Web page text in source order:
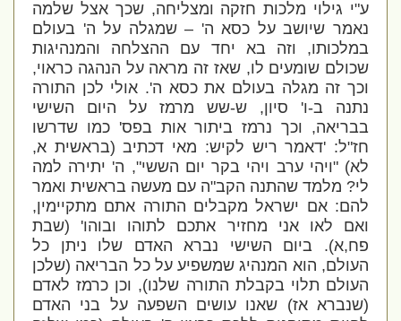
ע"י גילוי מלכות חזקה ומצליחה, שכך אצל שלמה
נאמר שיושב על כסא ה' – שמגלה על ה' בעולם
במלכותו, וזה בא יחד עם ההצלחה והמנהיגות
שכולם שומעים לו, שאז זה מראה על הנהגה כראוי,
וכך זה מגלה בעולם את כסא ה'. אולי לכן התורה
נתנה ב-ו' סיון, ש-שש מרמז על היום השישי
בבריאה, וכך נרמז ביתור אות בפס' כמו שדרשו
חז"ל: 'דאמר ריש לקיש: מאי דכתיב (בראשית א,
לא) "ויהי ערב ויהי בקר יום הששי", ה' יתירה למה
לי? מלמד שהתנה הקב"ה עם מעשה בראשית ואמר
להם: אם ישראל מקבלים התורה אתם מתקיימין,
ואם לאו אני מחזיר אתכם לתוהו ובוהו' (שבת
פח,א). ביום השישי נברא האדם שלו ניתן כל
העולם, הוא המנהיג שמשפיע על כל הבריאה(שלכן
העולם תלוי בקבלת התורה שלנו), וכן כרמז לאדם
(שנברא אז) שאנו עושים השפעה על בני האדם